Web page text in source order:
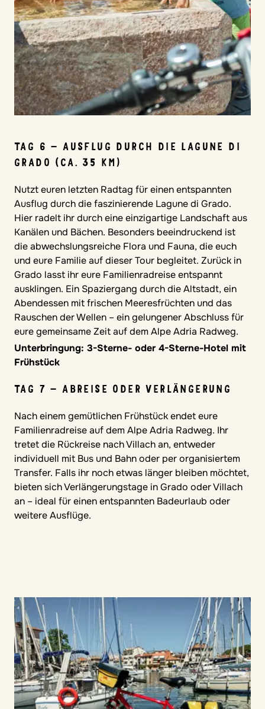
TAG 6 – AUSFLUG DURCH DIE LAGUNE DI
GRADO (CA. 35 KM)
Nutzt euren letzten Radtag für einen entspannten
Ausflug durch die faszinierende Lagune di Grado.
Hier radelt ihr durch eine einzigartige Landschaft aus
Kanälen und Bächen. Besonders beeindruckend ist
die abwechslungsreiche Flora und Fauna, die euch
und eure Familie auf dieser Tour begleitet. Zurück in
Grado lasst ihr eure Familienradreise entspannt
ausklingen. Ein Spaziergang durch die Altstadt, ein
Abendessen mit frischen Meeresfrüchten und das
Rauschen der Wellen – ein gelungener Abschluss für
eure gemeinsame Zeit auf dem Alpe Adria Radweg.
Unterbringung: 3-Sterne- oder 4-Sterne-Hotel mit
Frühstück
TAG 7 – ABREISE ODER VERLÄNGERUNG
Nach einem gemütlichen Frühstück endet eure
Familienradreise auf dem Alpe Adria Radweg. Ihr
tretet die Rückreise nach Villach an, entweder
individuell mit Bus und Bahn oder per organisiertem
Transfer. Falls ihr noch etwas länger bleiben möchtet,
bieten sich Verlängerungstage in Grado oder Villach
an – ideal für einen entspannten Badeurlaub oder
weitere Ausflüge.